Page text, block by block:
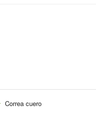
Correa cuero